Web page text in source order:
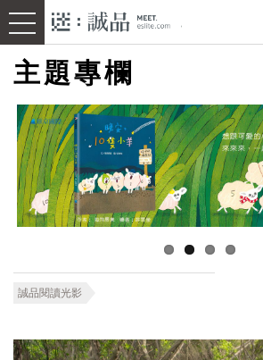
主題專欄
誠品閱讀光影